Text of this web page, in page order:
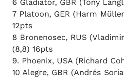
6 Gladiator, GBR (Tony
7 Platoon, GER (Harm
12pts
8 Bronenosec, RUS
(8,8) 16pts
9. Phoenix, USA (Richard
10 Alegre, GBR (Andrés